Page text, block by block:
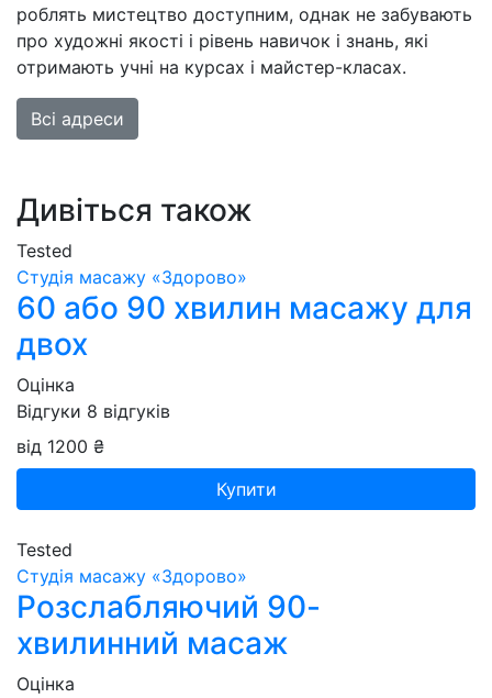
роблять мистецтво доступним, однак не забувають
про художні якості і рівень навичок і знань, які
отримають учні на курсах і майстер-класах.
Всі адреси
Дивіться також
Tested
Студія масажу «‎‎Здорово»
60 або 90 хвилин масажу для
двох
Оцінка
Відгуки 8 відгуків
від 1200 ₴
Купити
Tested
Студія масажу «‎‎Здорово»
Розслабляючий 90-
хвилинний масаж
Оцінка